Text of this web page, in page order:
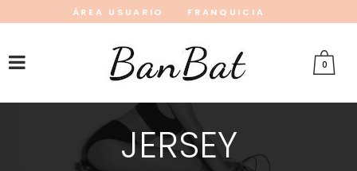
ÁREA USUARIO
FRANQUICIA
0
JERSEY